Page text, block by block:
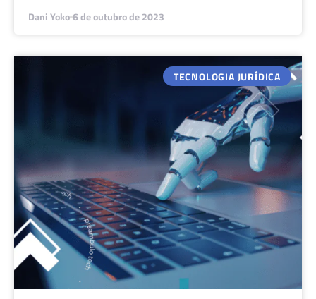
Dani Yoko6 de outubro de 2023
TECNOLOGIA JURÍDICA